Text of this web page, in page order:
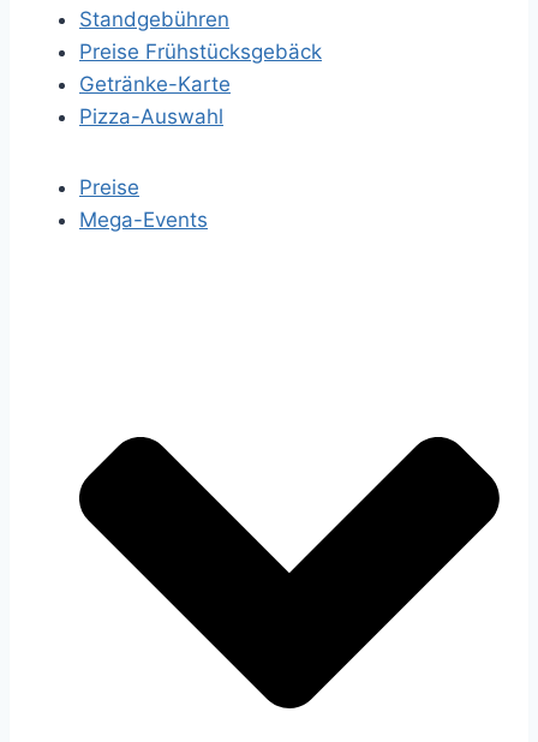
Standgebühren
Preise Frühstücksgebäck
Getränke-Karte
Pizza-Auswahl
Preise
Mega-Events